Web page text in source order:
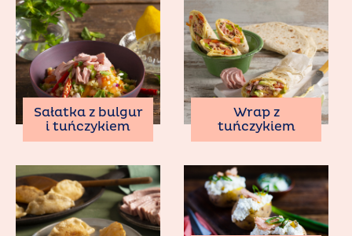
Sałatka z bulgur
i tuńczykiem
Wrap z
tuńczykiem